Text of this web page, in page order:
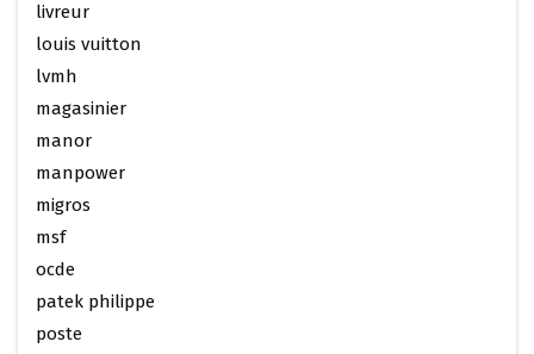
livreur
louis vuitton
lvmh
magasinier
manor
manpower
migros
msf
ocde
patek philippe
poste